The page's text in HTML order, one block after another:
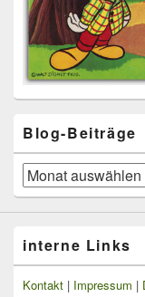
Blog-Beiträge
Blog-
Beiträge
interne Links
Kontakt | Impressum |